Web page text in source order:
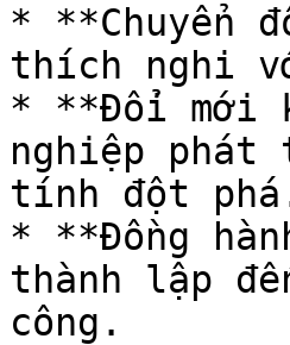
* **Chuyển
thích nghi
* **Đổi mới
nghiệp phát
tính đột
* **Đồng
thành lập
công.